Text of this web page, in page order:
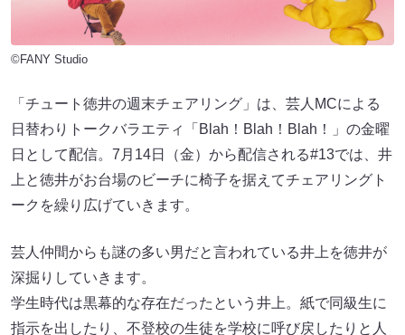
©FANY Studio
「チュート徳井の週末チェアリング」は、芸人MCによる
日替わりトークバラエティ「Blah！Blah！Blah！」の金曜
日として配信。7月14日（金）から配信される#13では、井
上と徳井がお台場のビーチに椅子を据えてチェアリングト
ークを繰り広げていきます。
芸人仲間からも謎の多い男だと言われている井上を徳井が
深掘りしていきます。
学生時代は黒幕的な存在だったという井上。紙で同級生に
指示を出したり、不登校の生徒を学校に呼び戻したりと人